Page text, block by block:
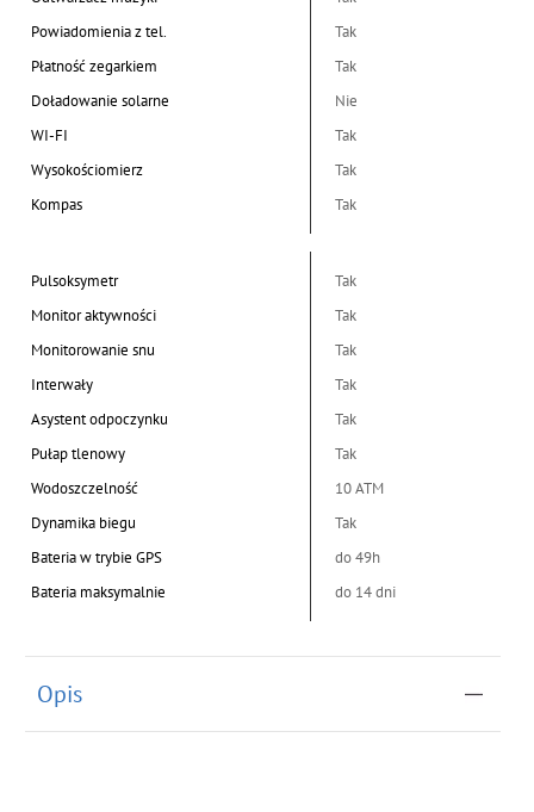
Powiadomienia z tel.
Tak
Płatność zegarkiem
Tak
Doładowanie solarne
Nie
WI-FI
Tak
Wysokościomierz
Tak
Kompas
Tak
Pulsoksymetr
Tak
Monitor aktywności
Tak
Monitorowanie snu
Tak
Interwały
Tak
Asystent odpoczynku
Tak
Pułap tlenowy
Tak
Wodoszczelność
10 ATM
Dynamika biegu
Tak
Bateria w trybie GPS
do 49h
Bateria maksymalnie
do 14 dni
Opis